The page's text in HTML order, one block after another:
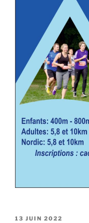
PUBLIÉ
13 JUIN 2022